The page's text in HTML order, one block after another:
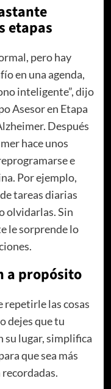
etapas
pero hay
en una agenda,
inteligente”, dijo
Asesor en Etapa
Después
hace unos
e
Por ejemplo,
tareas diarias
olvidarlas. Sin
le sorprende lo
a propósito
repetirle las cosas
dejes que tu
su lugar, simplifica
que sea más